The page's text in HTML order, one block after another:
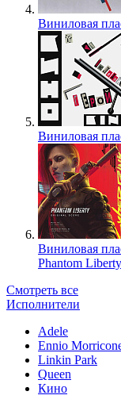
Виниловая
Виниловая
Виниловая
Phantom
Смотреть все
Исполнители
Adele
Ennio
Linkin Park
Queen
Кино